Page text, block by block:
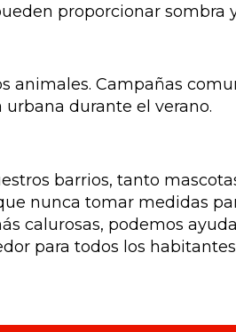
proporcionar sombra
animales. Campañas
durante el verano.
barrios, tanto
nunca tomar medidas
calurosas, podemos
para todos los